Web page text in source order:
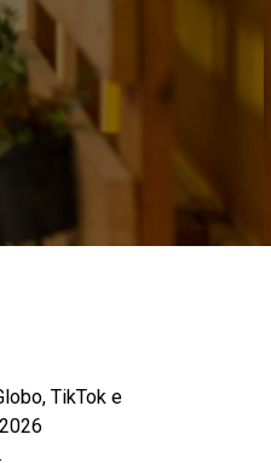
TikTok e